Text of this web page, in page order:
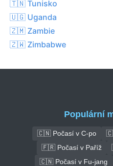
🇹🇳 Tunisko
🇺🇬 Uganda
🇿🇲 Zambie
🇿🇼 Zimbabwe
Populární
🇨🇳 Počasí v C-po
🇫🇷 Počasí v Paříž
🇨🇳 Počasí v Fu-jang